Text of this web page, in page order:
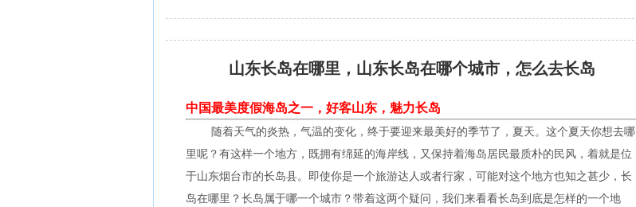
山东长岛在哪里，山东长岛在哪个城市，怎么去长岛
中国最美度假海岛之一，好客山东，魅力长岛
随着天气的炎热，气温的变化，终于要迎来最美好的季节了，夏天。这个夏天你想去哪
里呢？有这样一个地方，既拥有绵延的海岸线，又保持着海岛居民最质朴的民风，着就是位
于山东烟台市的长岛县。即使你是一个旅游达人或者行家，可能对这个地方也知之甚少，长
岛在哪里？长岛属于哪一个城市？带着这两个疑问，我们来看看长岛到底是怎样的一个地